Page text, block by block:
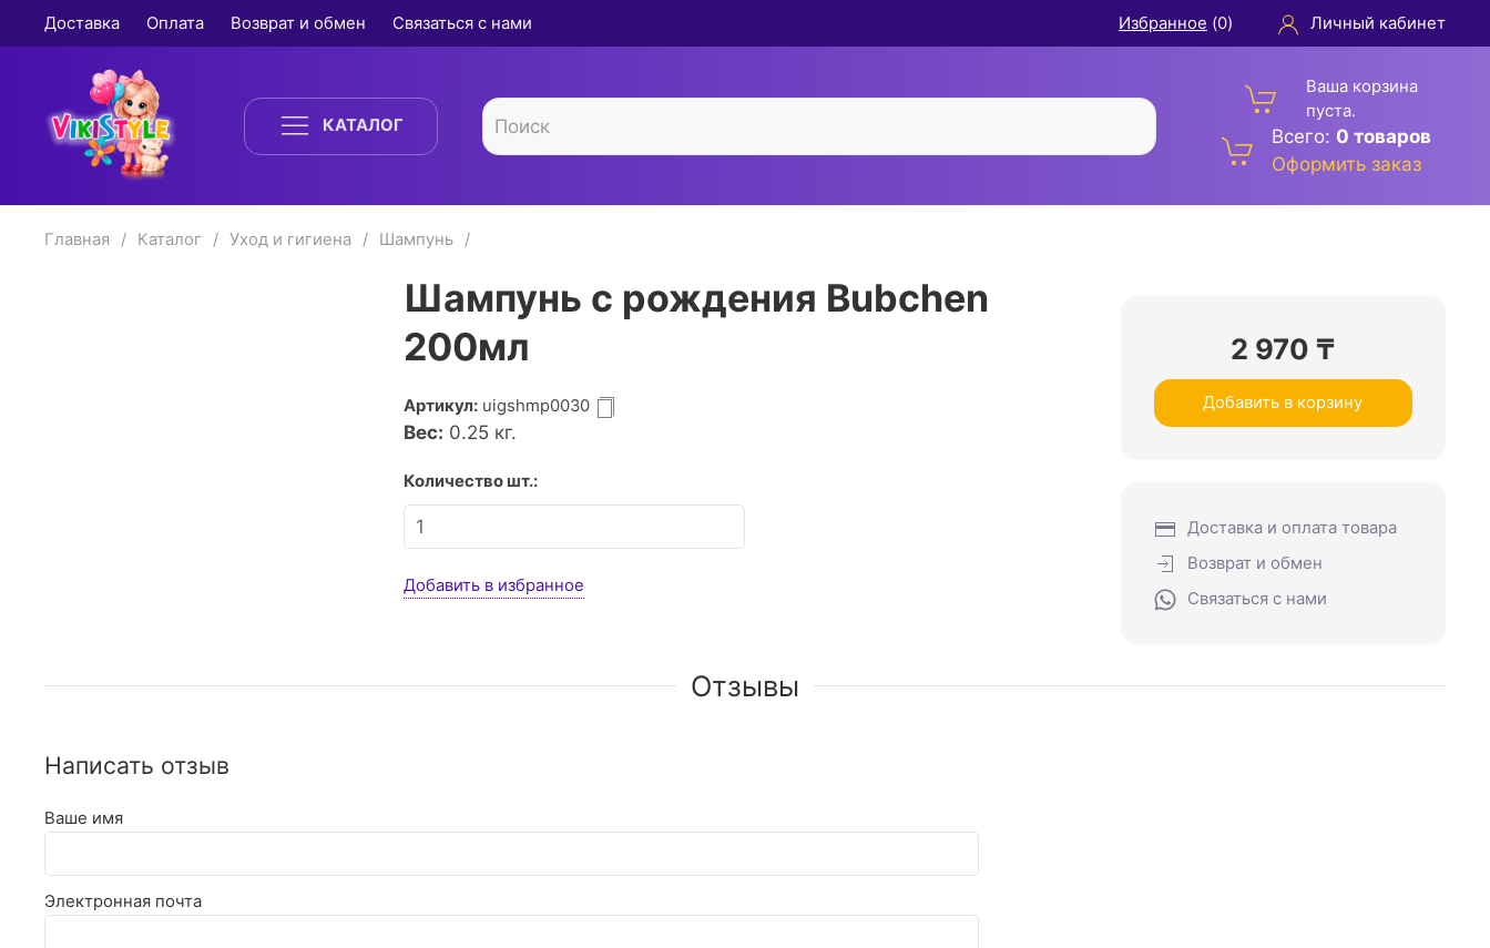
Доставка Оплата Возврат и обмен Связаться с нами Избранное (0) Личный кабинет
КАТАЛОГ
Ваша корзина
пуста.
Всего: 0 товаров
Оформить заказ
Главная Каталог Уход и гигиена Шампунь
Шампунь с рождения Bubchen
200мл
Артикул: uigshmp0030
Вес: 0.25кг.
Количество шт.:
Добавить в избранное
2 970 ₸
Добавить в корзину
Доставка и оплата товара
Возврат и обмен
Связаться с нами
Отзывы
Написать отзыв
Ваше имя
Электронная почта